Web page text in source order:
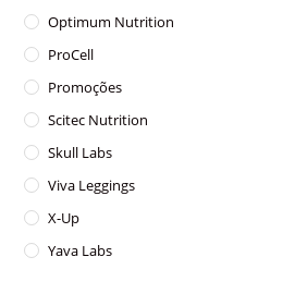
Optimum Nutrition
ProCell
Promoções
Scitec Nutrition
Skull Labs
Viva Leggings
X-Up
Yava Labs